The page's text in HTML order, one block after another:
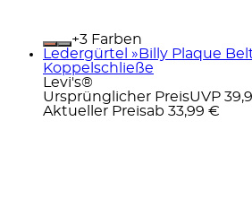
+
Farben
Ledergürtel »Billy Plaque
Koppelschließe
Levi's®
Ursprünglicher PreisUVP
Aktueller Preisab 33,99 €